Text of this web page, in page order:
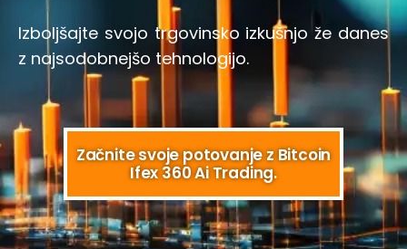
Izboljšajte svojo trgovinsko izkušnjo že danes
z najsodobnejšo tehnologijo.
Začnite svoje potovanje z Bitcoin
Ifex 360 Ai Trading.